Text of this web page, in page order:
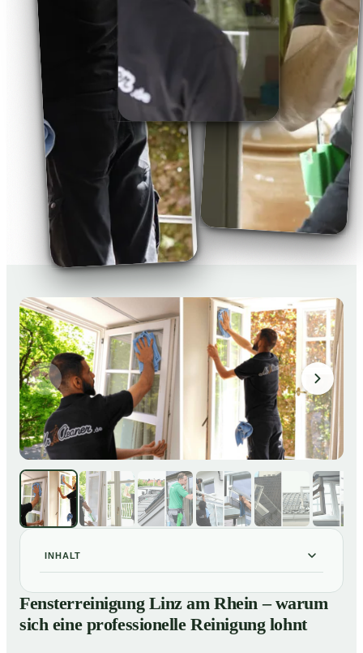
INHALT
Fensterreinigung Linz am Rhein – warum sich eine
professionelle Reinigung lohnt
Unsere Leistungen im Überblick
Fensterreinigung Linz am Rhein – warum
sich eine professionelle Reinigung lohnt